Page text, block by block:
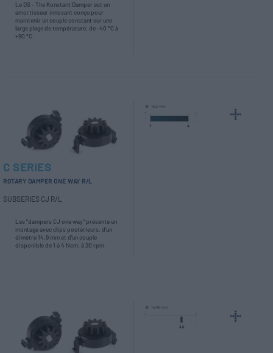
Le DS - The Konstant Damper est un
amortisseur innovant conçu pour
maintenir un couple constant sur une
large plage de température, de -40 °C à
+90 °C.
C SERIES
ROTARY DAMPER ONE WAY R/L
SUBSERIES CJ R/L
Les "dampers CJ one way" présente un
montage avec clips postérieurs, d'un
dimètre 14,9 mm et d'un couple
disponible de 1 à 4 Ncm, à 20 rpm.